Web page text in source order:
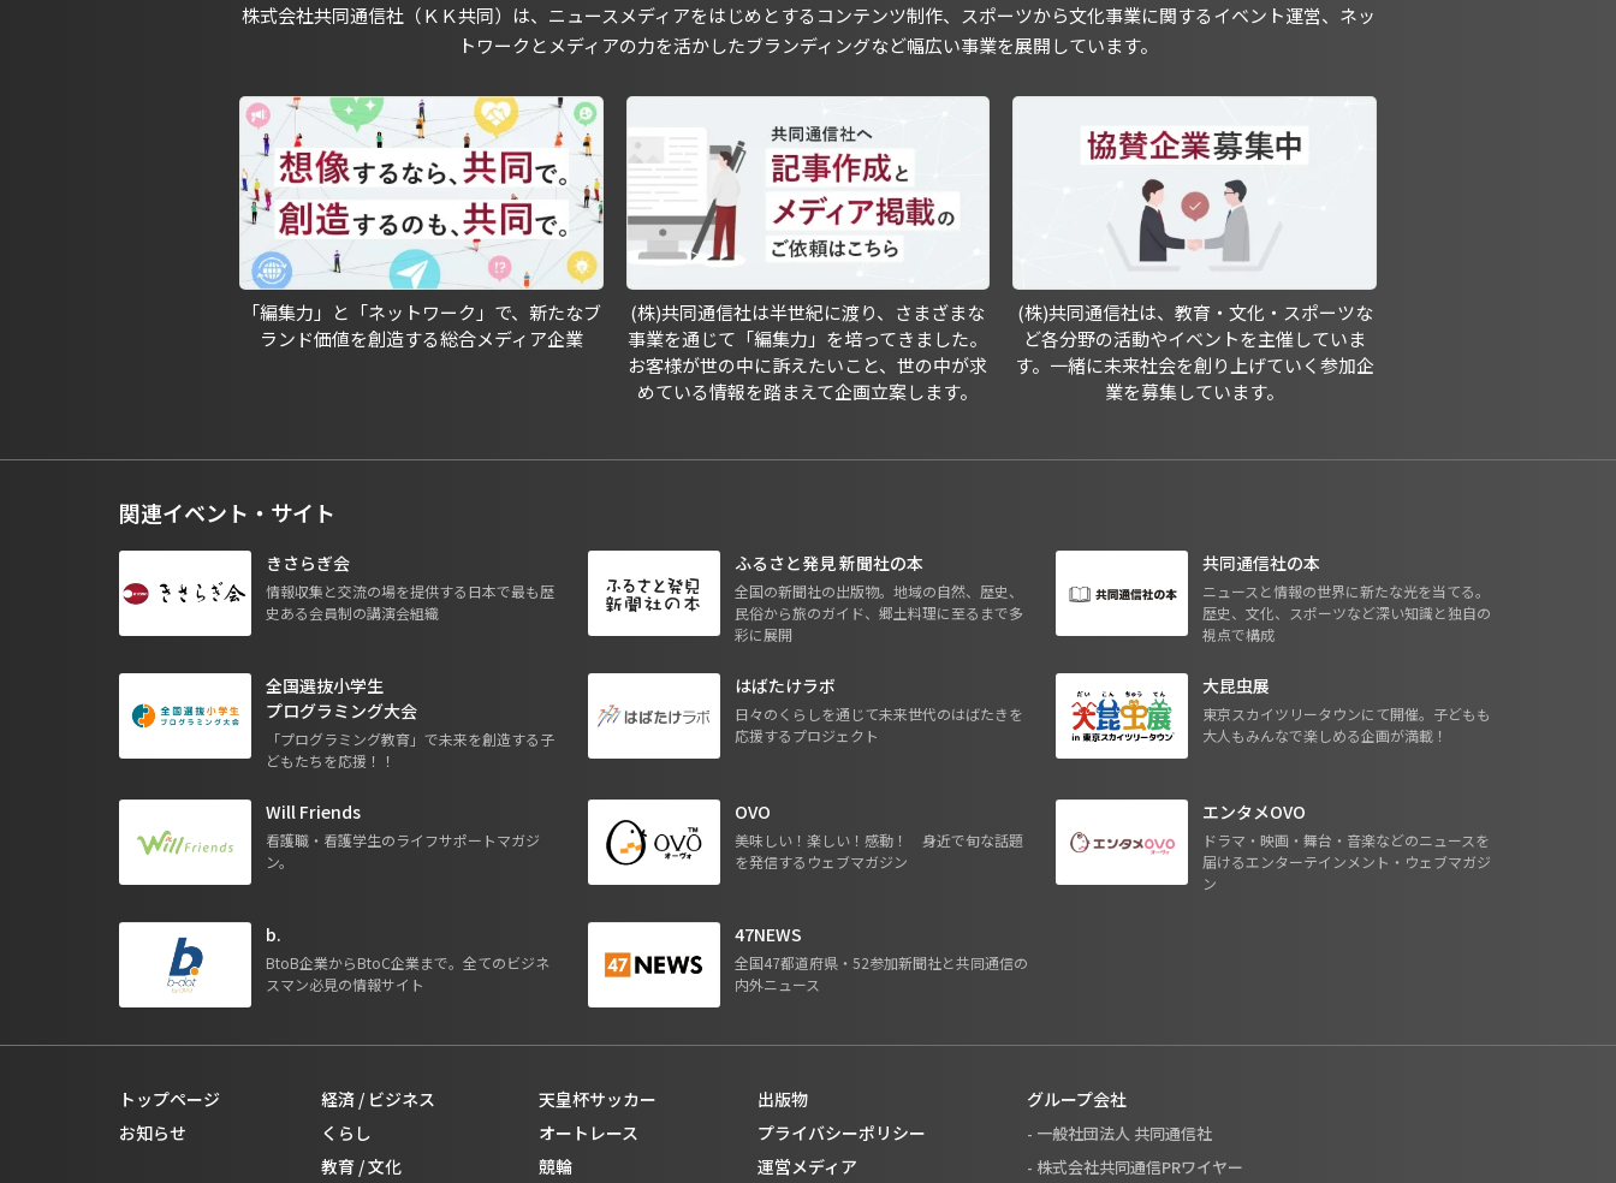
株式会社共同通信社（ＫＫ共同）は、ニュースメディアをはじめとするコンテンツ制作、スポーツから文化事業に関するイベント運営、ネッ
トワークとメディアの力を活かしたブランディングなど幅広い事業を展開しています。
「編集力」と「ネットワーク」で、新たなブ
ランド価値を創造する総合メディア企業
(株)共同通信社は半世紀に渡り、さまざまな
事業を通じて「編集力」を培ってきました。
お客様が世の中に訴えたいこと、世の中が求
めている情報を踏まえて企画立案します。
(株)共同通信社は、教育・文化・スポーツな
ど各分野の活動やイベントを主催していま
す。一緒に未来社会を創り上げていく参加企
業を募集しています。
関連イベント・サイト
きさらぎ会
情報収集と交流の場を提供する日本で最も歴
史ある会員制の講演会組織
ふるさと発見 新聞社の本
全国の新聞社の出版物。地域の自然、歴史、
民俗から旅のガイド、郷土料理に至るまで多
彩に展開
共同通信社の本
ニュースと情報の世界に新たな光を当てる。
歴史、文化、スポーツなど深い知識と独自の
視点で構成
全国選抜小学生
プログラミング大会
「プログラミング教育」で未来を創造する子
どもたちを応援！！
はばたけラボ
日々のくらしを通じて未来世代のはばたきを
応援するプロジェクト
大昆虫展
東京スカイツリータウンにて開催。子どもも
大人もみんなで楽しめる企画が満載！
Will Friends
看護職・看護学生のライフサポートマガジ
ン。
OVO
美味しい！楽しい！感動！ 身近で旬な話題
を発信するウェブマガジン
エンタメOVO
ドラマ・映画・舞台・音楽などのニュースを
届けるエンターテインメント・ウェブマガジ
ン
b.
BtoB企業からBtoC企業まで。全てのビジネ
スマン必見の情報サイト
47NEWS
全国47都道府県・52参加新聞社と共同通信の
内外ニュース
トップページ
お知らせ
経済 / ビジネス
くらし
教育 / 文化
天皇杯サッカー
オートレース
競輪
出版物
プライバシーポリシー
運営メディア
グループ会社
- 一般社団法人 共同通信社
- 株式会社共同通信PRワイヤー